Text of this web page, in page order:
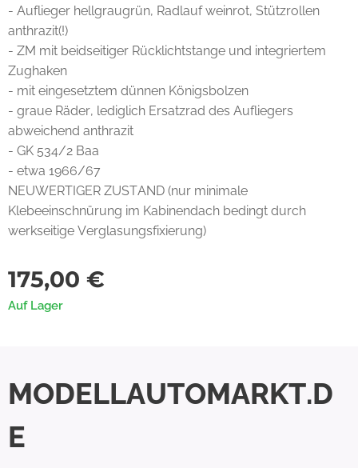
- Auflieger hellgraugrün, Radlauf weinrot, Stützrollen
anthrazit(!)
- ZM mit beidseitiger Rücklichtstange und integriertem
Zughaken
- mit eingesetztem dünnen Königsbolzen
- graue Räder, lediglich Ersatzrad des Aufliegers
abweichend anthrazit
- GK 534/2 Baa
- etwa 1966/67
NEUWERTIGER ZUSTAND (nur minimale
Klebeeinschnürung im Kabinendach bedingt durch
werkseitige Verglasungsfixierung)
175,00 €
Auf Lager
MODELLAUTOMARKT.D
E